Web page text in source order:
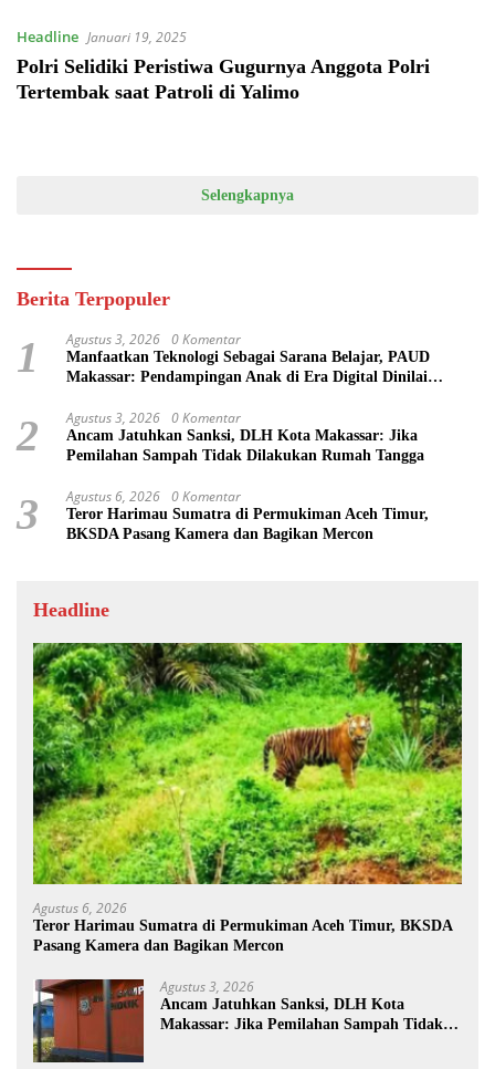
Headline Januari 19, 2025
Polri Selidiki Peristiwa Gugurnya Anggota Polri
Tertembak saat Patroli di Yalimo
Selengkapnya
Berita Terpopuler
1 Agustus 3, 2026 0 Komentar
Manfaatkan Teknologi Sebagai Sarana Belajar, PAUD
Makassar: Pendampingan Anak di Era Digital Dinilai
2 Agustus 3, 2026 0 Komentar
Ancam Jatuhkan Sanksi, DLH Kota Makassar: Jika
Pemilahan Sampah Tidak Dilakukan Rumah Tangga
3 Agustus 6, 2026 0 Komentar
Teror Harimau Sumatra di Permukiman Aceh Timur,
BKSDA Pasang Kamera dan Bagikan Mercon
Headline
Agustus 6, 2026
Teror Harimau Sumatra di Permukiman Aceh Timur, BKSDA
Pasang Kamera dan Bagikan Mercon
Agustus 3, 2026
Ancam Jatuhkan Sanksi, DLH Kota
Makassar: Jika Pemilahan Sampah Tidak